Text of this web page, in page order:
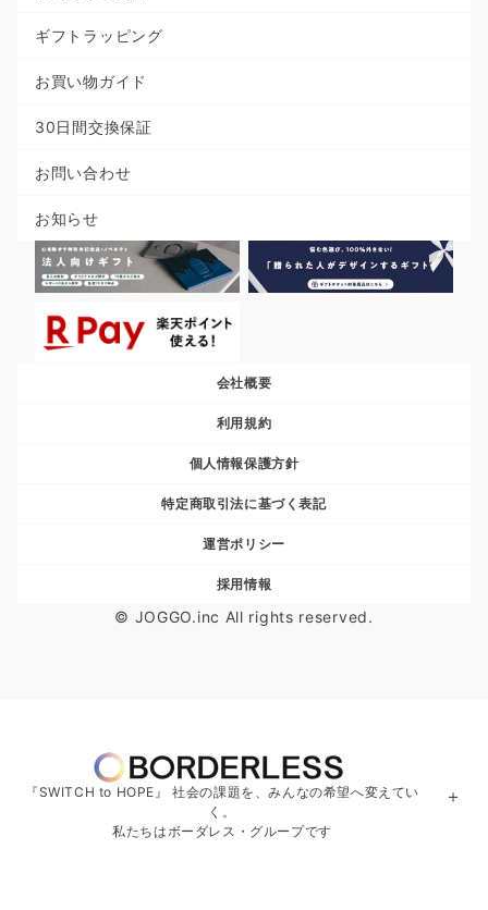
ギフトラッピング
お買い物ガイド
30日間交換保証
お問い合わせ
お知らせ
会社概要
利用規約
個人情報保護方針
特定商取引法に基づく表記
運営ポリシー
採用情報
© JOGGO.inc All rights reserved.
『SWITCH to HOPE』 社会の課題を、みんなの希望へ変えてい
く。
私たちはボーダレス・グループです
＋